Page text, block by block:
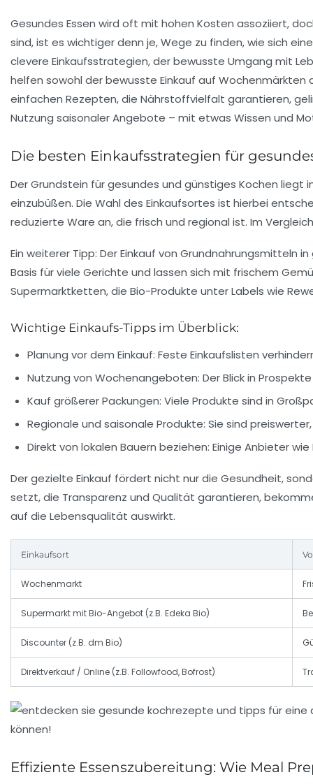
Gesundes Essen wird oft mit hohen Kosten assoziiert,
sind, ist es wichtiger denn je, Wege zu finden, wie sich
clevere Einkaufsstrategien, der bewusste Umgang mit
helfen sowohl der bewusste Einkauf auf Wochenmärkten
einfachen Rezepten, die Nährstoffvielfalt garantieren,
Nutzung saisonaler Angebote – mit etwas Wissen und
Die besten Einkaufsstrategien für
Der Grundstein für gesundes und günstiges Kochen liegt
einzubüßen. Die Wahl des Einkaufsortes ist hierbei
reduzierte Ware an, die frisch und regional ist. Im
Ein weiterer Tipp: Der Einkauf von Grundnahrungsmitteln
Basis für viele Gerichte und lassen sich mit frischem
Supermarktketten, die Bio-Produkte unter Labels wie
Wichtige Einkaufs-Tipps im Überblick:
Planung vor dem Einkauf: Feste Einkaufslisten
Nutzung von Wochenangeboten: Der Blick in
Kauf größerer Packungen: Viele Produkte sind in
Regionale und saisonale Produkte: Sie sind
Direkt von lokalen Bauern beziehen: Einige Anbieter
Der gezielte Einkauf fördert nicht nur die Gesundheit,
setzt, die Transparenz und Qualität garantieren,
auf die Lebensqualität auswirkt.
Einkaufsort
Wochenmarkt
Supermarkt mit Bio-Angebot (z.B. Edeka Bio)
Discounter (z.B. dm Bio)
Direktverkauf / Online (z.B. Followfood, Bofrost)
Effiziente Essenszubereitung: Wie Meal